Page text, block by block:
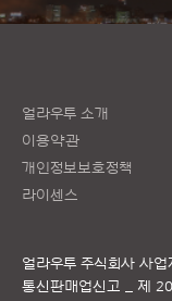
얼라우투 소개
이용약관
개인정보보호정책
라이센스
얼라우투 주식회사 사
통신판매업신고 _ 제